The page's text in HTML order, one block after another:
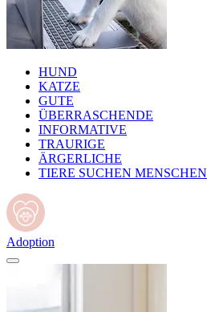
HUND
KATZE
GUTE
ÜBERRASCHENDE
INFORMATIVE
TRAURIGE
ÄRGERLICHE
TIERE SUCHEN MENSCHEN
Adoption